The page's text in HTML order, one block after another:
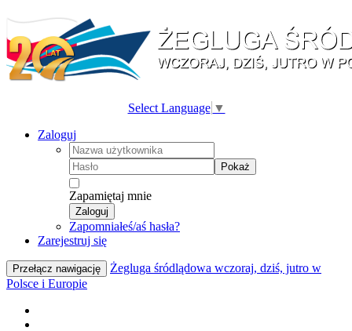
Select Language ▼
Zaloguj
Pokaż
Zapamiętaj mnie
Zaloguj
Zapomniałeś/aś hasła?
Zarejestruj się
Przełącz nawigację
Żegluga śródlądowa wczoraj, dziś, jutro w
Polsce i Europie